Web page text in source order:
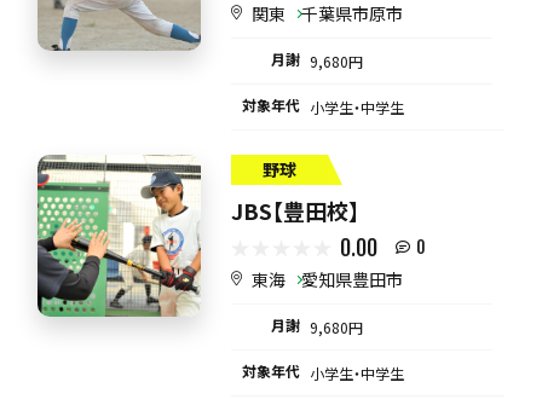
関東 千葉県市原市
月謝 9,680円
対象年代 小学生・中学生
野球
JBS【豊田校】
0.00 0
東海 愛知県豊田市
月謝 9,680円
対象年代 小学生・中学生